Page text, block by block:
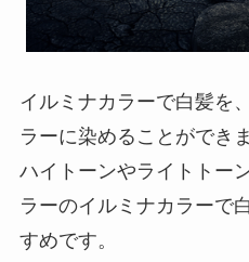
イルミナカラーで白髪を
ラーに染めることができ
ハイトーンやライトトー
ラーのイルミナカラーで
すめです。